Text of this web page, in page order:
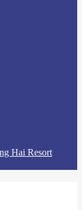
Hai Resort